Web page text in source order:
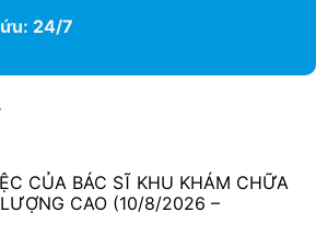
24/7
CỦA BÁC SĨ KHU KHÁM CHỮA
CAO (10/8/2026 –